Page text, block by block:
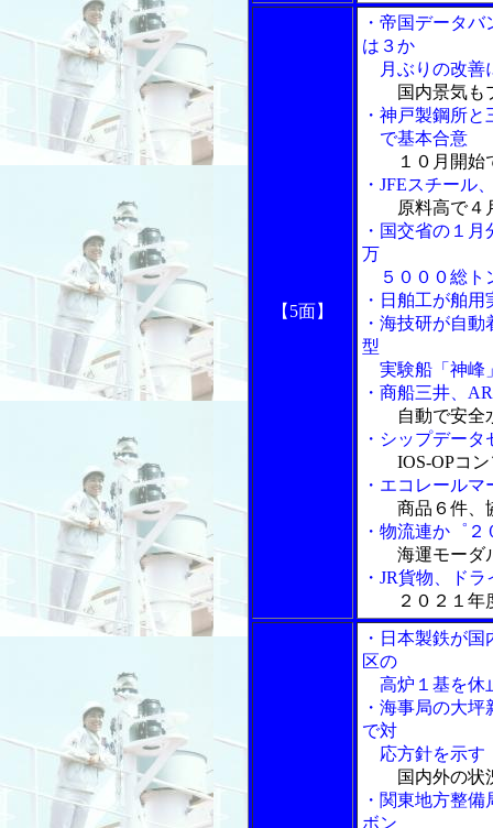
【5面】
・帝国データ
は３か
月ぶりの改善
国内景気も
・神戸製鋼所
で基本合意
１０月開始
・JFEスチール
原料高で４
・国交省の１
万
５０００総ト
・日舶工が舶
・海技研が自
型
実験船「神峰
・商船三井、
自動で安全
・シップデー
IOS-OPコ
・エコレール
商品６件、
・物流連か゜
海運モーダ
・JR貨物、ド
２０２１年
・日本製鉄が
区の
高炉１基を休
・海事局の大
で対
応方針を示す
国内外の状
・関東地方整
ボン